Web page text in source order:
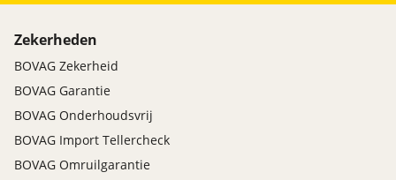
Zekerheden
BOVAG Zekerheid
BOVAG Garantie
BOVAG Onderhoudsvrij
BOVAG Import Tellercheck
BOVAG Omruilgarantie